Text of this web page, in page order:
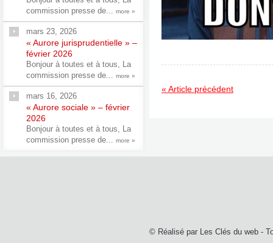
« Article précédent
commission presse de... more »
mars 23, 2026
« Aurore jurisprudentielle » –
février 2026
Bonjour à toutes et à tous, La
commission presse de... more »
mars 16, 2026
« Aurore sociale » – février
2026
Bonjour à toutes et à tous, La
commission presse de... more »
© Réalisé par Les Clés du web -